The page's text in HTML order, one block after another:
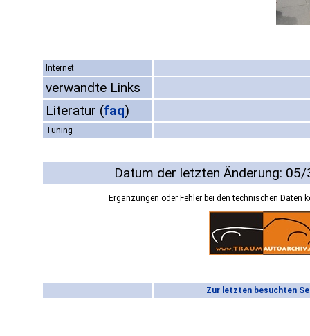
Internet
verwandte Links
Literatur (faq)
Tuning
Datum der letzten Änderung:
Ergänzungen oder Fehler bei den technischen Daten
Zur letzten besuchten